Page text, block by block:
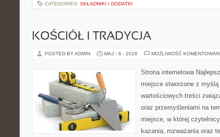
CATEGORIES: SKŁADNIKI I DODATKI
KOŚCIÓŁ I TRADYCJA
POSTED BY ADMIN MAJ - 6 - 2026 MOŻLIWOŚĆ
Strona internetowa
miejsce stworzone z
wartościowych treści
oraz przemyśleniami na
miejsce, w której
kazania, rozważania oraz